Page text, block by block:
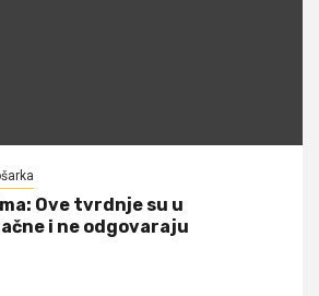
​Ove tvrdnje su u
i ne odgovaraju